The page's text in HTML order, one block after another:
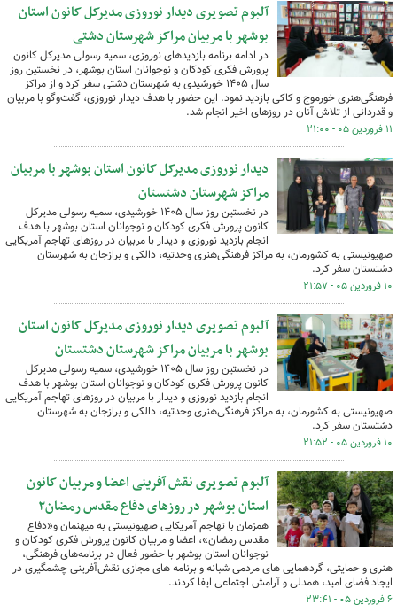
آلبوم تصویری دیدار نوروزی مدیرکل کانون استان
بوشهر با مربیان مراکز شهرستان دشتی
در ادامه برنامه بازدیدهای نوروزی، سمیه رسولی مدیرکل کانون
پرورش فکری کودکان و نوجوانان استان بوشهر، در نخستین روز
سال ۱۴۰۵ خورشیدی به شهرستان دشتی سفر کرد و از مراکز
فرهنگی‌هنری خورموج و کاکی بازدید نمود. این حضور با هدف دیدار نوروزی، گفت‌وگو با مربیان
و قدردانی از تلاش آنان در روزهای اخیر انجام شد.
۱۱ فروردین ۰۵ - ۲۱:۰۰
دیدار نوروزی مدیرکل کانون استان بوشهر با مربیان
مراکز شهرستان دشتستان
در نخستین روز سال ۱۴۰۵ خورشیدی، سمیه رسولی مدیرکل
کانون پرورش فکری کودکان و نوجوانان استان بوشهر با هدف
انجام بازدید نوروزی و دیدار با مربیان در روزهای تهاجم آمریکایی
صهیونیستی به کشورمان، به مراکز فرهنگی‌هنری وحدتیه، دالکی و برازجان به شهرستان
دشتستان سفر کرد.
۱۰ فروردین ۰۵ - ۲۱:۵۷
آلبوم تصویری دیدار نوروزی مدیرکل کانون استان
بوشهر با مربیان مراکز شهرستان دشتستان
در نخستین روز سال ۱۴۰۵ خورشیدی، سمیه رسولی مدیرکل
کانون پرورش فکری کودکان و نوجوانان استان بوشهر با هدف
انجام بازدید نوروزی و دیدار با مربیان در روزهای تهاجم آمریکایی
صهیونیستی به کشورمان، به مراکز فرهنگی‌هنری وحدتیه، دالکی و برازجان به شهرستان
دشتستان سفر کرد.
۱۰ فروردین ۰۵ - ۲۱:۵۲
آلبوم تصویری نقش آفرینی اعضا و مربیان کانون
استان بوشهر در روزهای دفاع مقدس رمضان۲
همزمان با تهاجم آمریکایی صهیونیستی به میهنمان و«دفاع
مقدس رمضان»، اعضا و مربیان کانون پرورش فکری کودکان و
نوجوانان استان بوشهر با حضور فعال در برنامه‌های فرهنگی،
هنری و حمایتی، گردهمایی های مردمی شبانه و برنامه های مجازی نقش‌آفرینی چشمگیری در
ایجاد فضای امید، همدلی و آرامش اجتماعی ایفا کردند.
۶ فروردین ۰۵ - ۲۳:۴۱